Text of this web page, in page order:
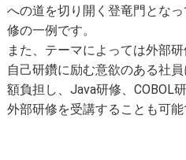
への道を切り開く登竜門とな
修の一例です。
また、テーマによっては外部研
自己研鑽に励む意欲のある社
額負担し、Java研修、COBOL
外部研修を受講することも可能